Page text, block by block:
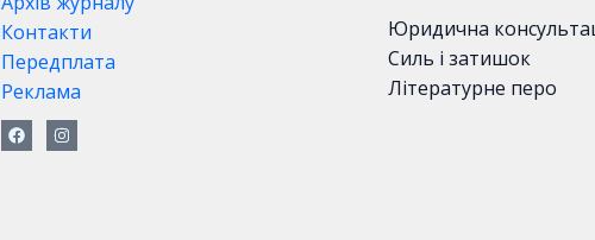
Контакти
Передплата
Реклама
Юридична
Силь і затишок
Літературне перо